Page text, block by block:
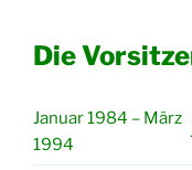
Die
Januar 1984 – März
1994